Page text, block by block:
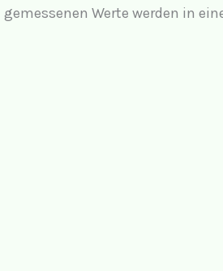
gemessenen Werte werden in